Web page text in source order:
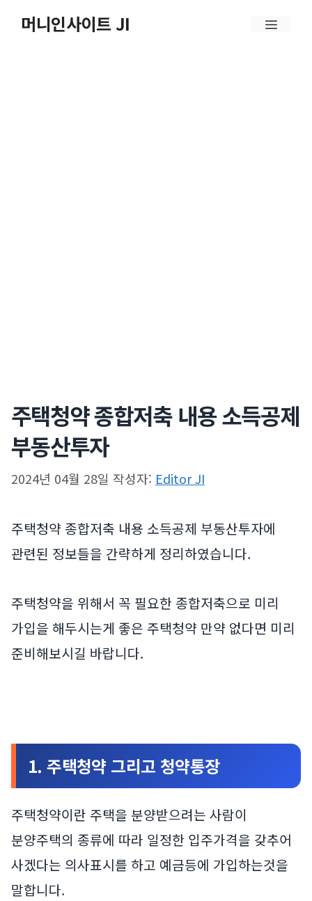
머니인사이트 JI
메
주택청약 종합저축 내용 소득공제
부동산투자
2024년 04월 28일 작성자: Editor JI
주택청약 종합저축 내용 소득공제 부동산투자에
관련된 정보들을 간략하게 정리하였습니다.
주택청약을 위해서 꼭 필요한 종합저축으로 미리
가입을 해두시는게 좋은 주택청약 만약 없다면 미리
준비해보시길 바랍니다.
1. 주택청약 그리고 청약통장
주택청약이란 주택을 분양받으려는 사람이
분양주택의 종류에 따라 일정한 입주가격을 갖추어
사겠다는 의사표시를 하고 예금등에 가입하는것을
말합니다.